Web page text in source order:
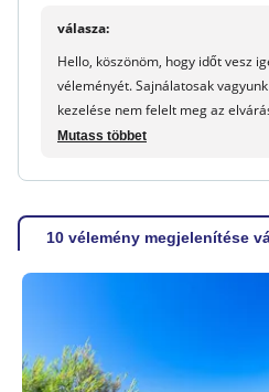
válasza:
Hello, köszönöm, hogy időt vesz
véleményét. Sajnálatosak
kezelése nem felelt meg az
visszatérésedet a kemping
Mutass többet
10